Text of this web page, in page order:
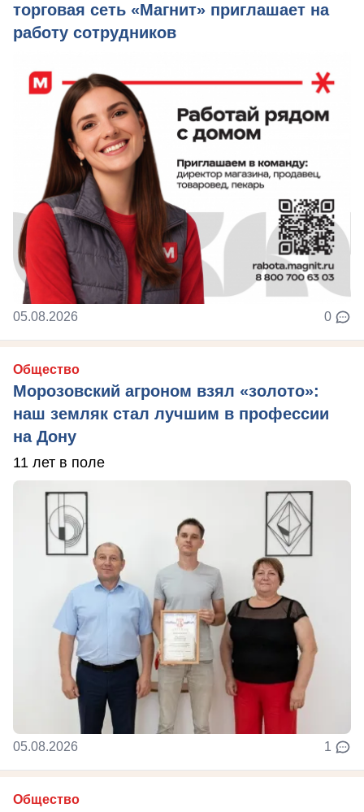
торговая сеть «Магнит» приглашает на
работу сотрудников
05.08.2026 0
Общество
Морозовский агроном взял «золото»:
наш земляк стал лучшим в профессии
на Дону
11 лет в поле
05.08.2026 1
Общество